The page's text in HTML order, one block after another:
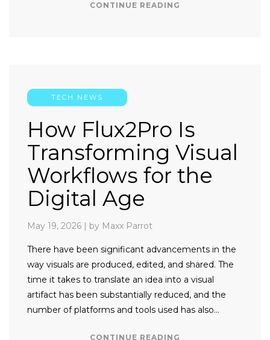
CONTINUE READING
TECH NEWS
How Flux2Pro Is
Transforming Visual
Workflows for the
Digital Age
May 19, 2026 | by Maxx Parrot
There have been significant advancements in the
way visuals are produced, edited, and shared. The
time it takes to translate an idea into a visual
artifact has been substantially reduced, and the
number of platforms and tools used has also…
CONTINUE READING